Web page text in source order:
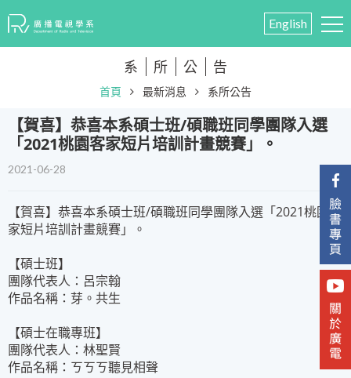
English
系 所 公 告
首頁 最新消息 系所公告
​【賀喜】恭喜本系碩士班/碩職班同學團隊入選
「2021桃園客家短片培訓計畫競賽」。
2021-06-28
​【賀喜】恭喜本系碩士班/碩職班同學團隊入選「2021桃園客
家短片培訓計畫競賽」。
【碩士班】
團隊代表人：呂宗翰
作品名稱：芽。共生
【碩士在職專班】
團隊代表人：林聖賢
作品名稱：ㄎㄎㄎ聽見相聲